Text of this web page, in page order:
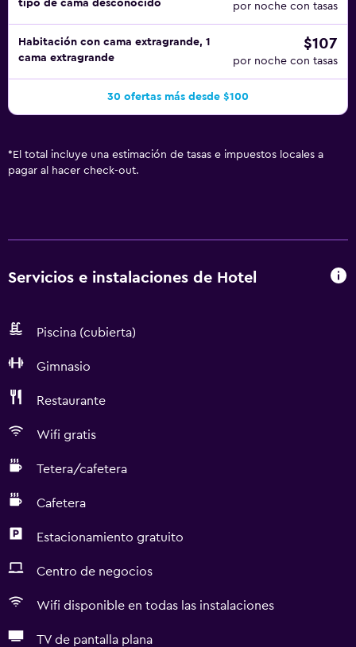
tipo de cama desconocido por noche con tasas
Habitación con cama extragrande, 1
cama extragrande
$107
por noche con tasas
30 ofertas más desde $100
* El total incluye una estimación de tasas e impuestos locales a
pagar al hacer check-out.
Servicios e instalaciones de Hotel
Piscina (cubierta)
Gimnasio
Restaurante
Wifi gratis
Tetera/cafetera
Cafetera
Estacionamiento gratuito
Centro de negocios
Wifi disponible en todas las instalaciones
TV de pantalla plana